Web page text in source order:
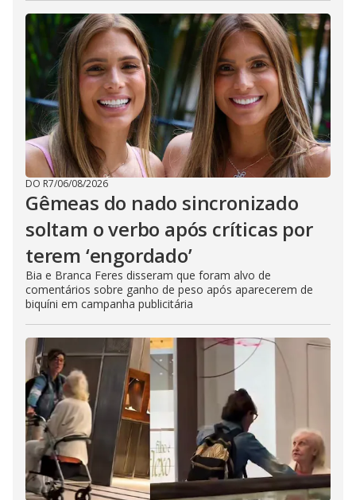
DO R7/06/08/2026
Gêmeas do nado sincronizado
soltam o verbo após críticas por
terem ‘engordado’
Bia e Branca Feres disseram que foram alvo de
comentários sobre ganho de peso após aparecerem de
biquíni em campanha publicitária